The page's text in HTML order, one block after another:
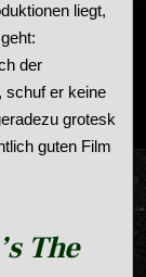
liegt,
der
schuf er keine
grotesk
guten Film
The